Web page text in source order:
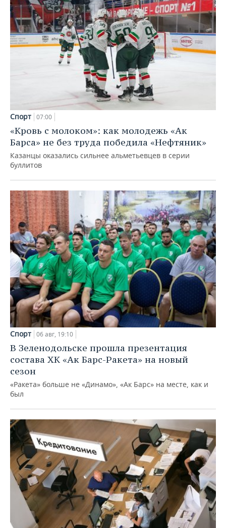
Спорт 07:00
«Кровь с молоком»: как молодежь «Ак
Барса» не без труда победила «Нефтяник»
Казанцы оказались сильнее альметьевцев в серии
буллитов
Спорт 06 авг, 19:10
В Зеленодольске прошла презентация
состава ХК «Ак Барс-Ракета» на новый
сезон
«Ракета» больше не «Динамо», «Ак Барс» на месте, как и
был